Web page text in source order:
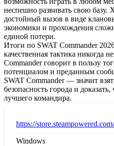
неспешно развивать свою базу.
достойный вызов в виде
экономики и прохождения
единой потери.
Итоги по SWAT Commander
качественная тактика никогда
Commander говорит в пользу
потенциалом и преданным
SWAT Commander — значит
безопасность города и
лучшего командира.
https://
Windows